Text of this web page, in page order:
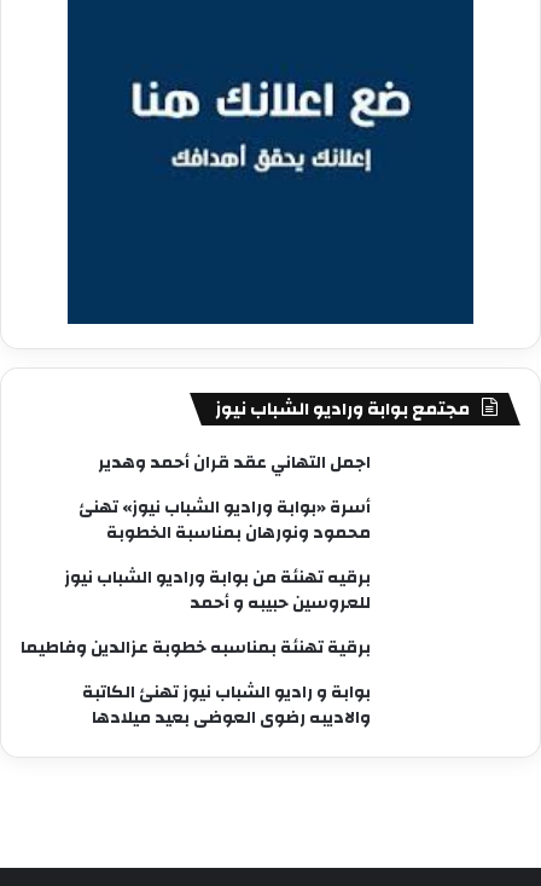
مجتمع بوابة وراديو الشباب نيوز
اجمل التهاني عقد قران أحمد وهدير
أسرة «بوابة وراديو الشباب نيوز» تهنئ
محمود ونورهان بمناسبة الخطوبة
برقيه تهنئة من بوابة وراديو الشباب نيوز
للعروسين حبيبه و أحمد
برقية تهنئة بمناسبه خطوبة عزالدين وفاطيما
بوابة و راديو الشباب نيوز تهنئ الكاتبة
والاديبه رضوى العوضى بعيد ميلادها